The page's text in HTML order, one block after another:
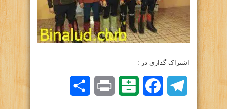
اشتراک گذاری در :
Telegram
Facebook
Balatarin
Print